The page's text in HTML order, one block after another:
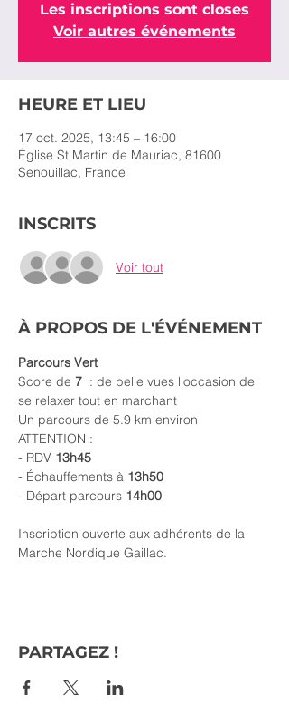
Les inscriptions sont closes
Voir autres événements
HEURE ET LIEU
17 oct. 2025, 13:45 – 16:00
Église St Martin de Mauriac, 81600
Senouillac, France
INSCRITS
Voir tout
À PROPOS DE L'ÉVÉNEMENT
Parcours Vert
Score de 7 : de belle vues l'occasion de
se relaxer tout en marchant
Un parcours de 5.9 km environ
ATTENTION :
- RDV 13h45
- Échauffements à 13h50
- Départ parcours 14h00
Inscription ouverte aux adhérents de la
Marche Nordique Gaillac.
PARTAGEZ !